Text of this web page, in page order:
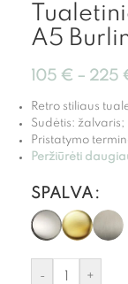
A5
105 € – 225
Retro stiliaus
Sudėtis: žalvaris;
Pristatymo
Peržiūrėti
SPALVA
- +